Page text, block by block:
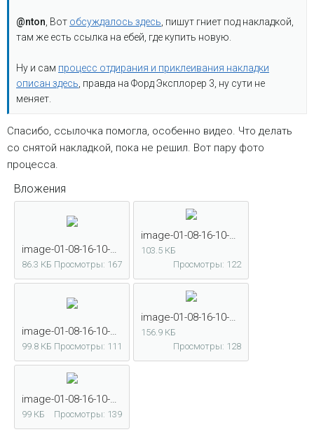
@nton, Вот обсуждалось здесь, пишут гниет под накладкой,
там же есть ссылка на ебей, где купить новую.
Ну и сам процесс отдирания и приклеивания накладки
описан здесь, правда на Форд Эксплорер 3, ну сути не
меняет.
Спасибо, ссылочка помогла, особенно видео. Что делать
со снятой накладкой, пока не решил. Вот пару фото
процесса.
Вложения
image-01-08-16-10-12.jpg
86.3 КБ Просмотры: 167
image-01-08-16-10-12-1.jpg
103.5 КБ
Просмотры: 122
image-01-08-16-10-12-2.jpg
99.8 КБ Просмотры: 111
image-01-08-16-10-12-3.jpg
156.9 КБ
Просмотры: 128
image-01-08-16-10-12-4.jpg
99 КБ Просмотры: 139